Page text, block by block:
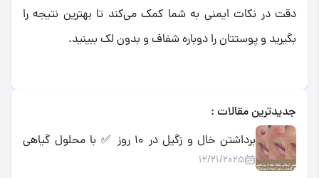
دقت در نکات ایمنی به شما کمک می‌کند تا بهترین نتیجه را
بگیرید و پوستتان را دوباره شفاف و بدون لک ببینید.
جدیدترین مقالات :
برداشتن خال و زگیل در ۱۰ روز ✅ با محلول گیاهی
اسید میوه | تضمینی، بدون درد و جراحی
12/21/2025